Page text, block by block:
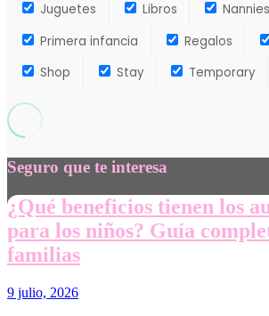
Juguetes
Libros Nannies
Primera infancia
Regalos
Shop
Stay Temporary
Seguro que te interesa
¿Qué beneficios tienen los
para los niños? Guía
familias
9 julio, 2026